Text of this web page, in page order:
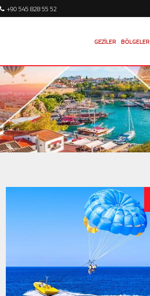
+90 545 828 55 52
GEZILER BÖLGELER